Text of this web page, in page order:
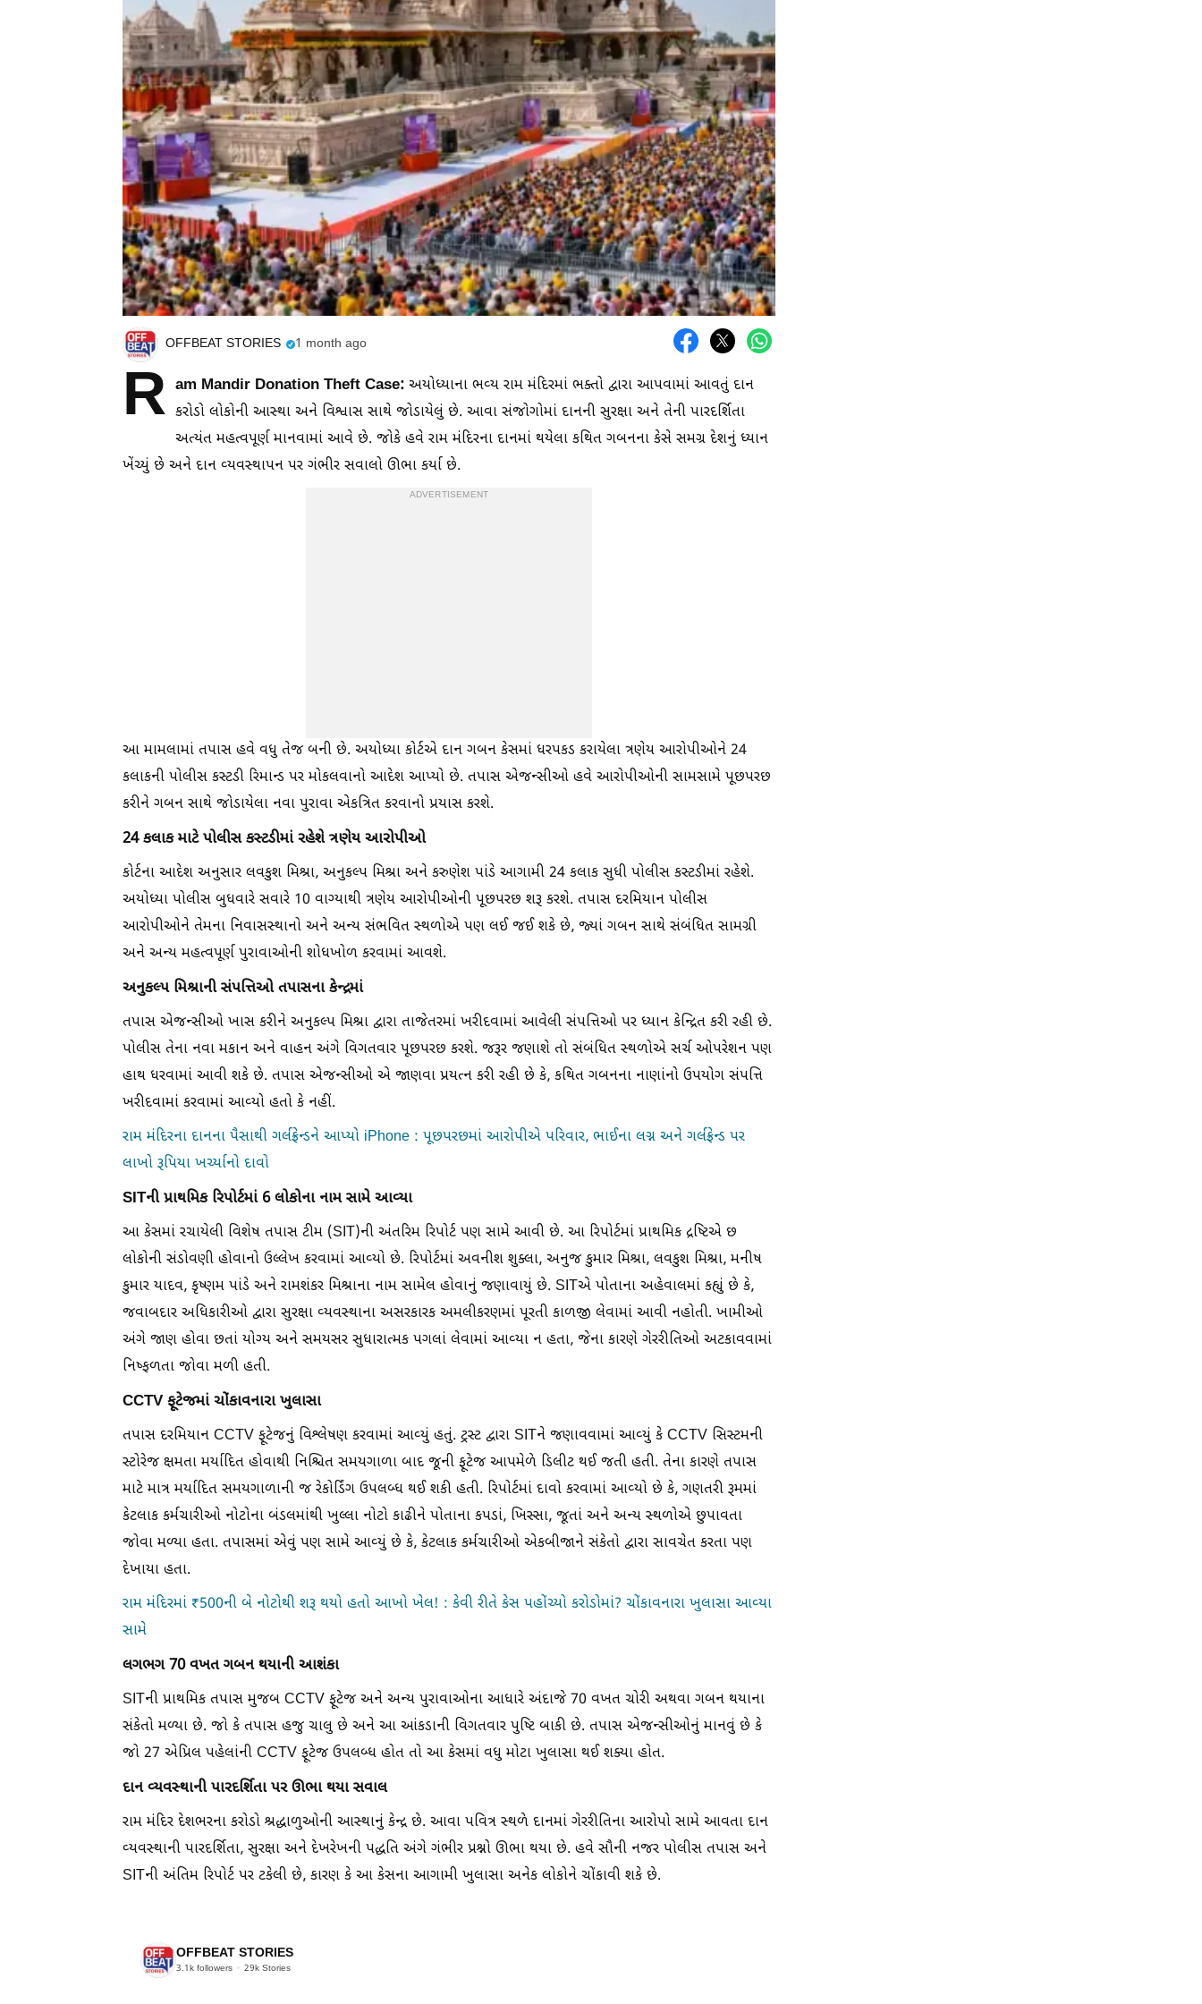
OFFBEAT STORIES 1 month ago
R am Mandir Donation Theft Case: અયોધ્યાના ભવ્ય રામ મંદિરમાં ભક્તો દ્વારા આપવામાં આવતું દાન
કરોડો લોકોની આસ્થા અને વિશ્વાસ સાથે જોડાયેલું છે. આવા સંજોગોમાં દાનની સુરક્ષા અને તેની પારદર્શિતા
અત્યંત મહત્વપૂર્ણ માનવામાં આવે છે. જોકે હવે રામ મંદિરના દાનમાં થયેલા કથિત ગબનના કેસે સમગ્ર દેશનું ધ્યાન
ખેંચ્યું છે અને દાન વ્યવસ્થાપન પર ગંભીર સવાલો ઊભા કર્યા છે.
ADVERTISEMENT
આ મામલામાં તપાસ હવે વધુ તેજ બની છે. અયોધ્યા કોર્ટએ દાન ગબન કેસમાં ધરપકડ કરાયેલા ત્રણેય આરોપીઓને 24
કલાકની પોલીસ કસ્ટડી રિમાન્ડ પર મોકલવાનો આદેશ આપ્યો છે. તપાસ એજન્સીઓ હવે આરોપીઓની સામસામે પૂછપરછ
કરીને ગબન સાથે જોડાયેલા નવા પુરાવા એકત્રિત કરવાનો પ્રયાસ કરશે.
24 કલાક માટે પોલીસ કસ્ટડીમાં રહેશે ત્રણેય આરોપીઓ
કોર્ટના આદેશ અનુસાર લવકુશ મિશ્રા, અનુકલ્પ મિશ્રા અને કરુણેશ પાંડે આગામી 24 કલાક સુધી પોલીસ કસ્ટડીમાં રહેશે.
અયોધ્યા પોલીસ બુધવારે સવારે 10 વાગ્યાથી ત્રણેય આરોપીઓની પૂછપરછ શરૂ કરશે. તપાસ દરમિયાન પોલીસ
આરોપીઓને તેમના નિવાસસ્થાનો અને અન્ય સંભવિત સ્થળોએ પણ લઈ જઈ શકે છે, જ્યાં ગબન સાથે સંબંધિત સામગ્રી
અને અન્ય મહત્વપૂર્ણ પુરાવાઓની શોધખોળ કરવામાં આવશે.
અનુકલ્પ મિશ્રાની સંપત્તિઓ તપાસના કેન્દ્રમાં
તપાસ એજન્સીઓ ખાસ કરીને અનુકલ્પ મિશ્રા દ્વારા તાજેતરમાં ખરીદવામાં આવેલી સંપત્તિઓ પર ધ્યાન કેન્દ્રિત કરી રહી છે.
પોલીસ તેના નવા મકાન અને વાહન અંગે વિગતવાર પૂછપરછ કરશે. જરૂર જણાશે તો સંબંધિત સ્થળોએ સર્ચ ઓપરેશન પણ
હાથ ધરવામાં આવી શકે છે. તપાસ એજન્સીઓ એ જાણવા પ્રયત્ન કરી રહી છે કે, કથિત ગબનના નાણાંનો ઉપયોગ સંપત્તિ
ખરીદવામાં કરવામાં આવ્યો હતો કે નહીં.
રામ મંદિરના દાનના પૈસાથી ગર્લફ્રેન્ડને આપ્યો iPhone : પૂછપરછમાં આરોપીએ પરિવાર, ભાઈના લગ્ન અને ગર્લફ્રેન્ડ પર
લાખો રૂપિયા ખર્ચ્યાનો દાવો
SITની પ્રાથમિક રિપોર્ટમાં 6 લોકોના નામ સામે આવ્યા
આ કેસમાં રચાયેલી વિશેષ તપાસ ટીમ (SIT)ની અંતરિમ રિપોર્ટ પણ સામે આવી છે. આ રિપોર્ટમાં પ્રાથમિક દ્રષ્ટિએ છ
લોકોની સંડોવણી હોવાનો ઉલ્લેખ કરવામાં આવ્યો છે. રિપોર્ટમાં અવનીશ શુક્લા, અનુજ કુમાર મિશ્રા, લવકુશ મિશ્રા, મનીષ
કુમાર યાદવ, કૃષ્ણમ પાંડે અને રામશંકર મિશ્રાના નામ સામેલ હોવાનું જણાવાયું છે. SITએ પોતાના અહેવાલમાં કહ્યું છે કે,
જવાબદાર અધિકારીઓ દ્વારા સુરક્ષા વ્યવસ્થાના અસરકારક અમલીકરણમાં પૂરતી કાળજી લેવામાં આવી નહોતી. ખામીઓ
અંગે જાણ હોવા છતાં યોગ્ય અને સમયસર સુધારાત્મક પગલાં લેવામાં આવ્યા ન હતા, જેના કારણે ગેરરીતિઓ અટકાવવામાં
નિષ્ફળતા જોવા મળી હતી.
CCTV ફૂટેજમાં ચોંકાવનારા ખુલાસા
તપાસ દરમિયાન CCTV ફૂટેજનું વિશ્લેષણ કરવામાં આવ્યું હતું. ટ્રસ્ટ દ્વારા SITને જણાવવામાં આવ્યું કે CCTV સિસ્ટમની
સ્ટોરેજ ક્ષમતા મર્યાદિત હોવાથી નિશ્ચિત સમયગાળા બાદ જૂની ફૂટેજ આપમેળે ડિલીટ થઈ જતી હતી. તેના કારણે તપાસ
માટે માત્ર મર્યાદિત સમયગાળાની જ રેકોર્ડિંગ ઉપલબ્ધ થઈ શકી હતી. રિપોર્ટમાં દાવો કરવામાં આવ્યો છે કે, ગણતરી રૂમમાં
કેટલાક કર્મચારીઓ નોટોના બંડલમાંથી ખુલ્લા નોટો કાઢીને પોતાના કપડાં, ખિસ્સા, જૂતાં અને અન્ય સ્થળોએ છુપાવતા
જોવા મળ્યા હતા. તપાસમાં એવું પણ સામે આવ્યું છે કે, કેટલાક કર્મચારીઓ એકબીજાને સંકેતો દ્વારા સાવચેત કરતા પણ
દેખાયા હતા.
રામ મંદિરમાં ₹500ની બે નોટોથી શરૂ થયો હતો આખો ખેલ! : કેવી રીતે કેસ પહોંચ્યો કરોડોમાં? ચોંકાવનારા ખુલાસા આવ્યા
સામે
લગભગ 70 વખત ગબન થયાની આશંકા
SITની પ્રાથમિક તપાસ મુજબ CCTV ફૂટેજ અને અન્ય પુરાવાઓના આધારે અંદાજે 70 વખત ચોરી અથવા ગબન થયાના
સંકેતો મળ્યા છે. જો કે તપાસ હજુ ચાલુ છે અને આ આંકડાની વિગતવાર પુષ્ટિ બાકી છે. તપાસ એજન્સીઓનું માનવું છે કે
જો 27 એપ્રિલ પહેલાંની CCTV ફૂટેજ ઉપલબ્ધ હોત તો આ કેસમાં વધુ મોટા ખુલાસા થઈ શક્યા હોત.
દાન વ્યવસ્થાની પારદર્શિતા પર ઊભા થયા સવાલ
રામ મંદિર દેશભરના કરોડો શ્રદ્ધાળુઓની આસ્થાનું કેન્દ્ર છે. આવા પવિત્ર સ્થળે દાનમાં ગેરરીતિના આરોપો સામે આવતા દાન
વ્યવસ્થાની પારદર્શિતા, સુરક્ષા અને દેખરેખની પદ્ધતિ અંગે ગંભીર પ્રશ્નો ઊભા થયા છે. હવે સૌની નજર પોલીસ તપાસ અને
SITની અંતિમ રિપોર્ટ પર ટકેલી છે, કારણ કે આ કેસના આગામી ખુલાસા અનેક લોકોને ચોંકાવી શકે છે.
OFFBEAT STORIES
3.1k followers 29k Stories